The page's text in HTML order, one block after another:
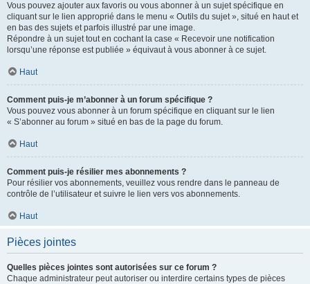
Vous pouvez ajouter aux favoris ou vous abonner à un sujet spécifique en
cliquant sur le lien approprié dans le menu « Outils du sujet », situé en haut et
en bas des sujets et parfois illustré par une image.
Répondre à un sujet tout en cochant la case « Recevoir une notification
lorsqu’une réponse est publiée » équivaut à vous abonner à ce sujet.
Haut
Comment puis-je m’abonner à un forum spécifique ?
Vous pouvez vous abonner à un forum spécifique en cliquant sur le lien
« S’abonner au forum » situé en bas de la page du forum.
Haut
Comment puis-je résilier mes abonnements ?
Pour résilier vos abonnements, veuillez vous rendre dans le panneau de
contrôle de l’utilisateur et suivre le lien vers vos abonnements.
Haut
Pièces jointes
Quelles pièces jointes sont autorisées sur ce forum ?
Chaque administrateur peut autoriser ou interdire certains types de pièces